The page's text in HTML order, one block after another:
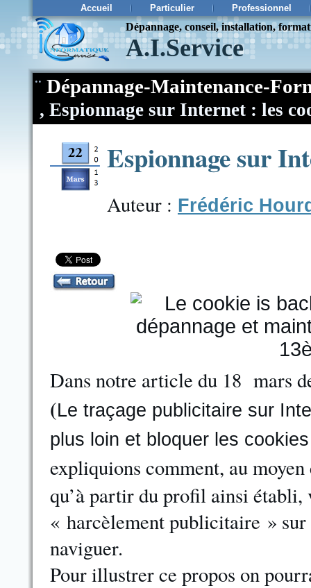
Accueil Particulier Professionnel
Dépannage, conseil, installation,
A.I.Service
¨ Dépannage-Maintenance-
, Espionnage sur Internet : les
Espionnage sur
Auteur : Frédéric
Dans notre article du 18 mars
(Le traçage publicitaire sur
plus loin et bloquer les
expliquions comment, au moyen
qu’à partir du profil ainsi établi,
« harcèlement publicitaire » sur
naviguer.
Pour illustrer ce propos on